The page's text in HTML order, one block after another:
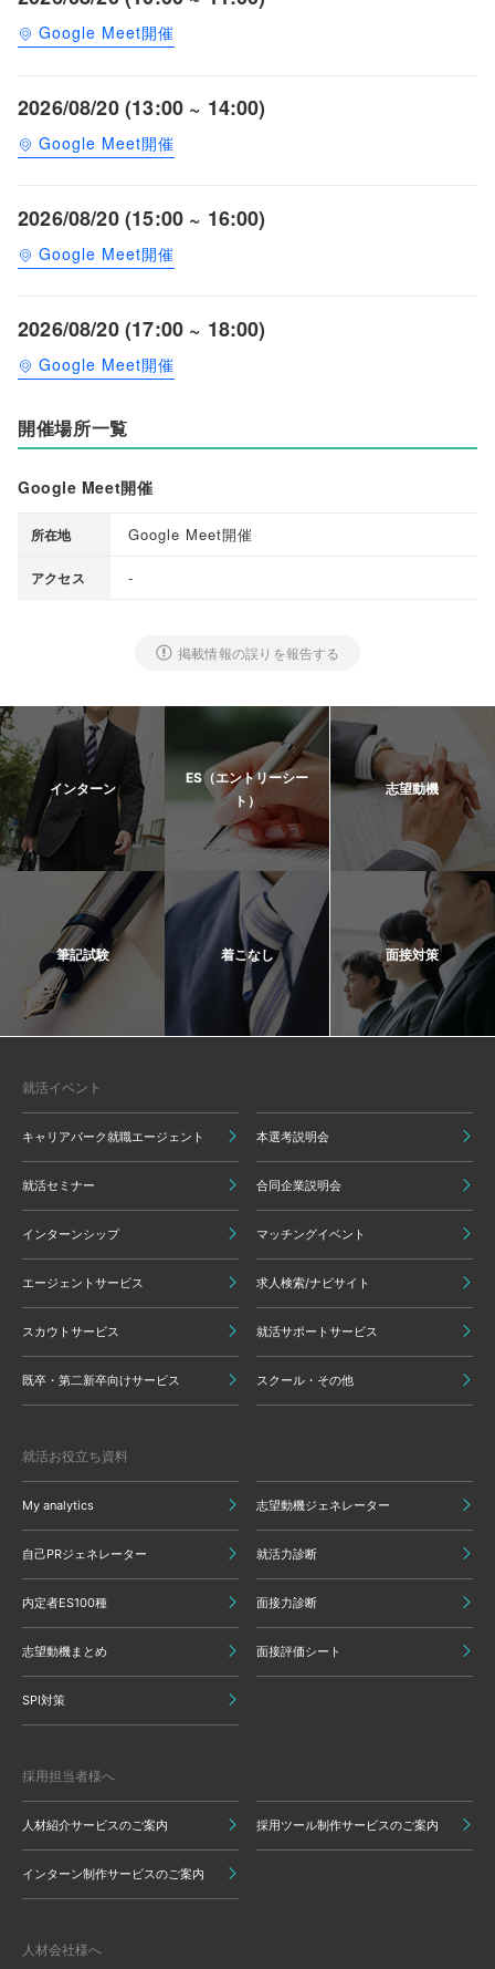
Google Meet開催
2026/08/20 (13:00 ~ 14:00)
Google Meet開催
2026/08/20 (15:00 ~ 16:00)
Google Meet開催
2026/08/20 (17:00 ~ 18:00)
Google Meet開催
開催場所一覧
Google Meet開催
所在地 Google Meet開催
アクセス -
掲載情報の誤りを報告する
インターン
ES（エントリーシー
ト）
志望動機
筆記試験 着こなし 面接対策
就活イベント
キャリアパーク就職エージェント 本選考説明会
就活セミナー 合同企業説明会
インターンシップ マッチングイベント
エージェントサービス 求人検索/ナビサイト
スカウトサービス 就活サポートサービス
既卒・第二新卒向けサービス スクール・その他
就活お役立ち資料
My analytics 志望動機ジェネレーター
自己PRジェネレーター 就活力診断
内定者ES100種 面接力診断
志望動機まとめ 面接評価シート
SPI対策
採用担当者様へ
人材紹介サービスのご案内 採用ツール制作サービスのご案内
インターン制作サービスのご案内
人材会社様へ